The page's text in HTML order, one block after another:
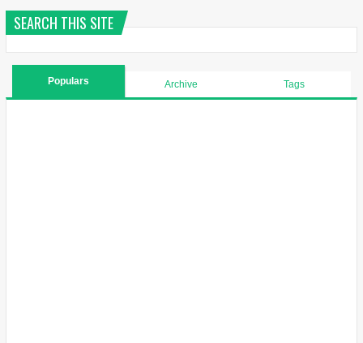
SEARCH THIS SITE
Populars Archive Tags